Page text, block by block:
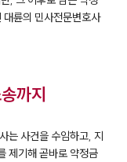
대륜의 민사전문변호사
까지
는 사건을 수임하고, 지
제기해 곧바로 약정금